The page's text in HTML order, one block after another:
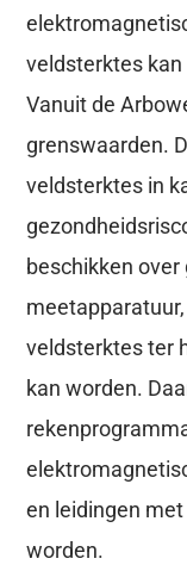
veldsterktes kan
Vanuit de
grenswaarden.
veldsterktes in
beschikken
veldsterktes ter
kan worden.
en leidingen
worden.